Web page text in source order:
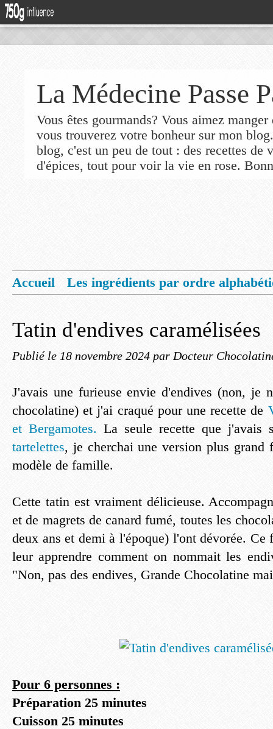
La Médecine Passe
Vous êtes gourmands? Vous aimez
vous trouverez votre bonheur sur mon
blog, c'est un peu de tout : des recettes de
d'épices, tout pour voir la vie en rose.
Accueil
Les ingrédients par ordre
Tatin d'endives caramélisées
Publié le 18 novembre 2024 par Docteur
J'avais une furieuse envie d'endives (non, je
chocolatine) et j'ai craqué pour une recette de
et Bergamotes. La seule recette que
tartelettes, je cherchai une version plus grand
modèle de famille.
Cette tatin est vraiment délicieuse.
et de magrets de canard fumé, toutes les
deux ans et demi à l'époque) l'ont dévorée. Ce
leur apprendre comment on nommait les
"Non, pas des endives, Grande Chocolatine
Pour 6 personnes :
Préparation 25 minutes
Cuisson 25 minutes